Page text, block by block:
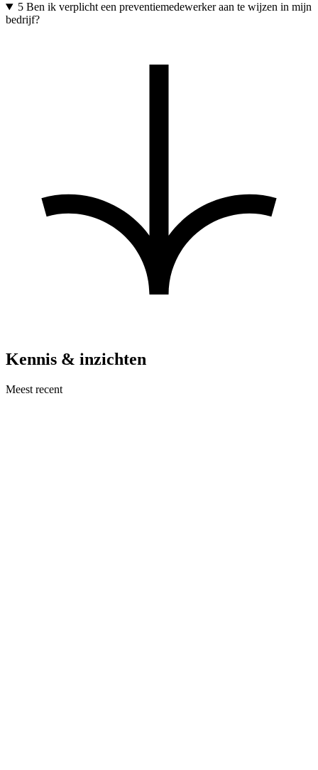
5Ben ik verplicht een preventiemedewerker aan te wijzen in mijn
bedrijf?
Kennis & inzichten
Meest recent